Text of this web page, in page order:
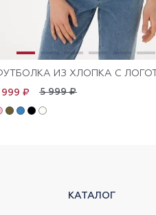
ИЗ ХЛОПКА С
5 999 ₽
999 ₽
КАТАЛОГ